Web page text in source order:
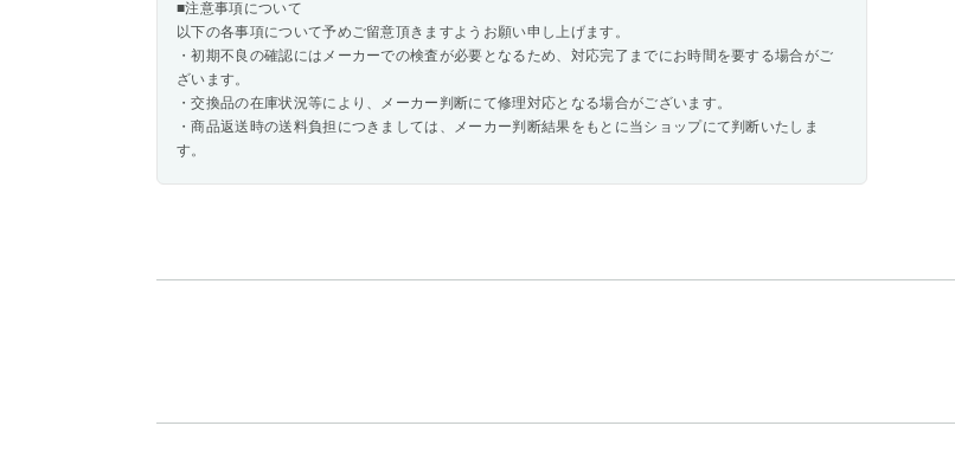
■注意事項について
以下の各事項について予めご留意頂きますようお願い申し上げます。
・初期不良の確認にはメーカーでの検査が必要となるため、対応完了までにお時間を要する場合がご
ざいます。
・交換品の在庫状況等により、メーカー判断にて修理対応となる場合がございます。
・商品返送時の送料負担につきましては、メーカー判断結果をもとに当ショップにて判断いたしま
す。